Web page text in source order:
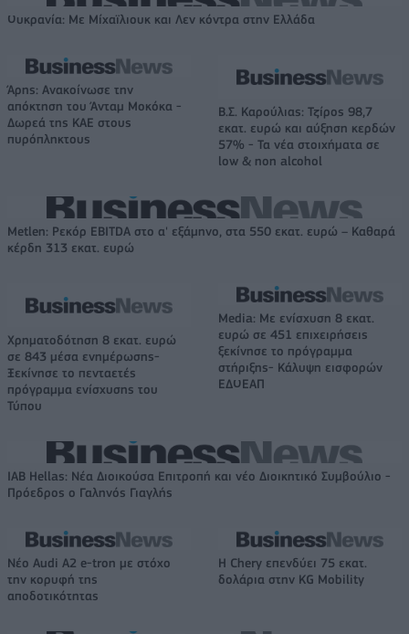
Ουκρανία: Με Μίχαϊλιουκ και Λεν κόντρα στην Ελλάδα
Άρης: Ανακοίνωσε την
απόκτηση του Άνταμ Μοκόκα -
Δωρεά της ΚΑΕ στους
πυρόπληκτους
Β.Σ. Καρούλιας: Τζίρος 98,7
εκατ. ευρώ και αύξηση κερδών
57% - Τα νέα στοιχήματα σε
low & non alcohol
Metlen: Ρεκόρ EBITDA στο α' εξάμηνο, στα 550 εκατ. ευρώ – Καθαρά
κέρδη 313 εκατ. ευρώ
Χρηματοδότηση 8 εκατ. ευρώ
σε 843 μέσα ενημέρωσης-
Ξεκίνησε το πενταετές
πρόγραμμα ενίσχυσης του
Τύπου
Media: Με ενίσχυση 8 εκατ.
ευρώ σε 451 επιχειρήσεις
ξεκίνησε το πρόγραμμα
στήριξης- Κάλυψη εισφορών
ΕΔΟΕΑΠ
IAB Hellas: Νέα Διοικούσα Επιτροπή και νέο Διοικητικό Συμβούλιο -
Πρόεδρος ο Γαληνός Γιαγλής
Νέο Audi A2 e-tron με στόχο
την κορυφή της
αποδοτικότητας
Η Chery επενδύει 75 εκατ.
δολάρια στην KG Mobility